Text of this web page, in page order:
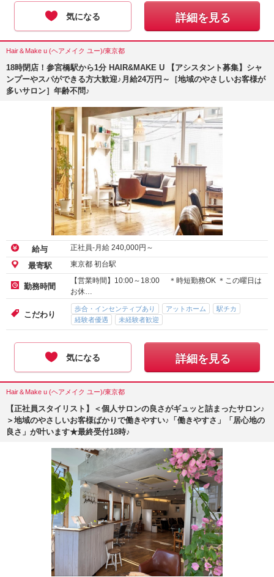
気になる 詳細を見る
Hair＆Make u (ヘアメイク ユー)/東京都
18時閉店！参宮橋駅から1分 HAIR&MAKE U 【アシスタント募集】シャ
ンプーやスパができる方大歓迎♪月給24万円～［地域のやさしいお客様が
多いサロン］年齢不問♪
給与 正社員-月給 240,000円～
最寄駅 東京都 初台駅
勤務時間
【営業時間】10:00～18:00 ＊時短勤務OK ＊この曜日は
お休…
こだわり
歩合・インセンティブあり アットホーム
駅チカ
経験者優遇
未経験者歓迎
気になる 詳細を見る
Hair＆Make u (ヘアメイク ユー)/東京都
【正社員スタイリスト】＜個人サロンの良さがギュッと詰まったサロン♪
＞地域のやさしいお客様ばかりで働きやすい♪「働きやすさ」「居心地の
良さ」が叶います★最終受付18時♪